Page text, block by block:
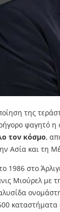
της
φαγητό η
τον κόσμο,
Ασία και τη
1986 στο
Μιούρελ με
καταστήματα